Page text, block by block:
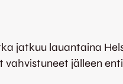
jatkuu lauantaina
vahvistuneet jälleen